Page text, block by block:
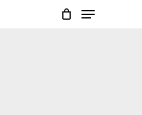
Menu
Close